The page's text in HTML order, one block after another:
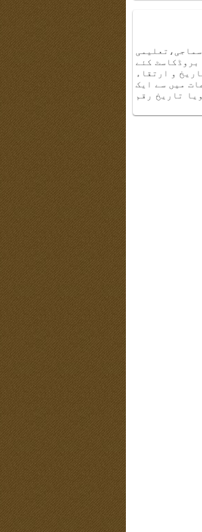
،سماجی،تعلیمی
بروڈکاسٹ کئے
و ارتقاء
میں سے ایک
تاریخ رقم